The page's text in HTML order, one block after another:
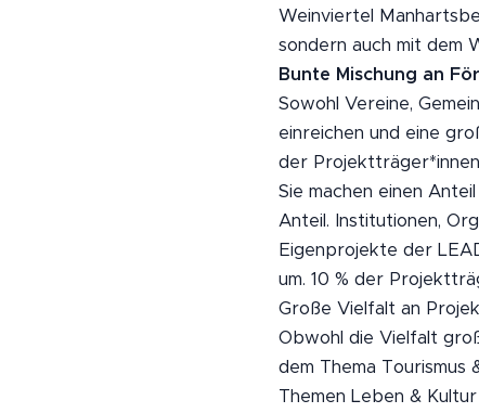
Weinviertel
sondern auch mit dem
Bunte Mischung an
Sowohl Vereine,
einreichen und eine
der
Sie machen einen
Anteil. Institutionen,
Eigenprojekte der
um. 10 % der
Große Vielfalt an
Obwohl die Vielfalt
dem Thema Tourismus
Themen Leben &